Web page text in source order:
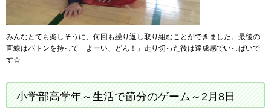
みんなとても楽しそうに、何回も繰り返し取り組むことができました。最後の
直線はバトンを持って「よーい、どん！」走り切った後は達成感でいっぱいで
す☆
小学部高学年～生活で節分のゲーム～2月8日